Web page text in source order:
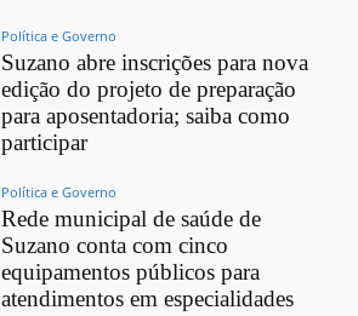
Política e Governo
Suzano abre inscrições para nova
edição do projeto de preparação
para aposentadoria; saiba como
participar
Política e Governo
Rede municipal de saúde de
Suzano conta com cinco
equipamentos públicos para
atendimentos em especialidades